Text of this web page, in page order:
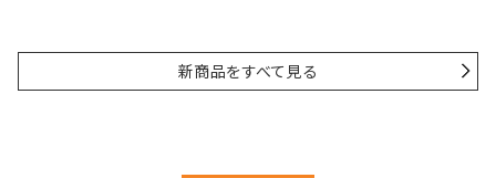
新商品をすべて見る